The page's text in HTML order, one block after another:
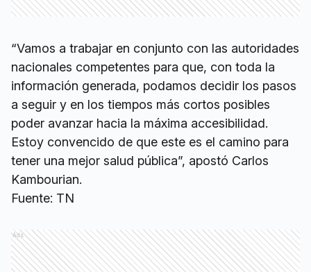
“Vamos a trabajar en conjunto con las autoridades
nacionales competentes para que, con toda la
información generada, podamos decidir los pasos
a seguir y en los tiempos más cortos posibles
poder avanzar hacia la máxima accesibilidad.
Estoy convencido de que este es el camino para
tener una mejor salud pública”, apostó Carlos
Kambourian.
Fuente: TN
Ads